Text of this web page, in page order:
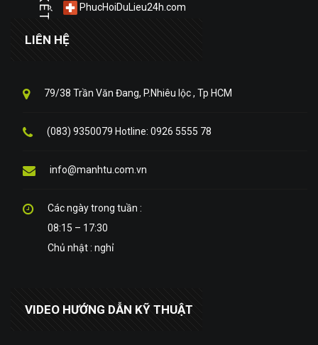
PhucHoiDuLieu24h.com
LIÊN HỆ
79/38 Trần Văn Đang, P.Nhiêu lộc , Tp HCM
(083) 9350079 Hotline: 0926 5555 78
info@manhtu.com.vn
Các ngày trong tuần :
08:15 – 17:30
Chủ nhật : nghỉ
VIDEO HƯỚNG DẪN KỸ THUẬT